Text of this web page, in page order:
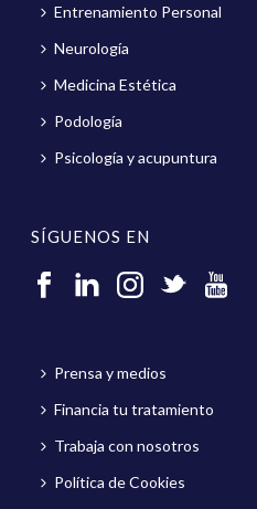
Entrenamiento Personal
Neurología
Medicina Estética
Podología
Psicología y acupuntura
SÍGUENOS EN
Prensa y medios
Financia tu tratamiento
Trabaja con nosotros
Política de Cookies